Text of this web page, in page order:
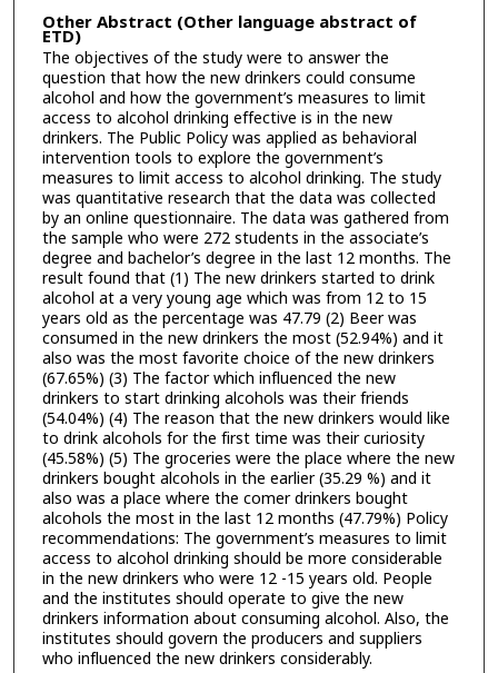
Other Abstract (Other language abstract of
ETD)
The objectives of the study were to answer the
question that how the new drinkers could consume
alcohol and how the government’s measures to limit
access to alcohol drinking effective is in the new
drinkers. The Public Policy was applied as behavioral
intervention tools to explore the government’s
measures to limit access to alcohol drinking. The study
was quantitative research that the data was collected
by an online questionnaire. The data was gathered from
the sample who were 272 students in the associate’s
degree and bachelor’s degree in the last 12 months. The
result found that (1) The new drinkers started to drink
alcohol at a very young age which was from 12 to 15
years old as the percentage was 47.79 (2) Beer was
consumed in the new drinkers the most (52.94%) and it
also was the most favorite choice of the new drinkers
(67.65%) (3) The factor which influenced the new
drinkers to start drinking alcohols was their friends
(54.04%) (4) The reason that the new drinkers would like
to drink alcohols for the first time was their curiosity
(45.58%) (5) The groceries were the place where the new
drinkers bought alcohols in the earlier (35.29 %) and it
also was a place where the comer drinkers bought
alcohols the most in the last 12 months (47.79%) Policy
recommendations: The government’s measures to limit
access to alcohol drinking should be more considerable
in the new drinkers who were 12 -15 years old. People
and the institutes should operate to give the new
drinkers information about consuming alcohol. Also, the
institutes should govern the producers and suppliers
who influenced the new drinkers considerably.